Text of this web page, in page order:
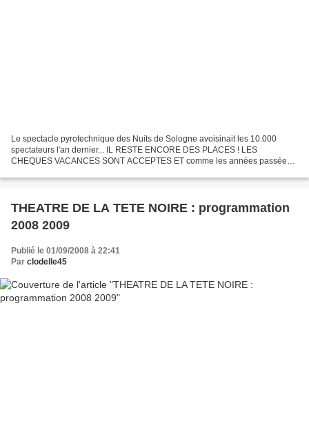
Le spectacle pyrotechnique des Nuits de Sologne avoisinait les 10.000
spectateurs l'an dernier... IL RESTE ENCORE DES PLACES ! LES
CHEQUES VACANCES SONT ACCEPTES ET comme les années passées,
THEATRE DE LA TETE NOIRE : programmation
2008 2009
Publié le 01/09/2008 à 22:41
Par clodelle45